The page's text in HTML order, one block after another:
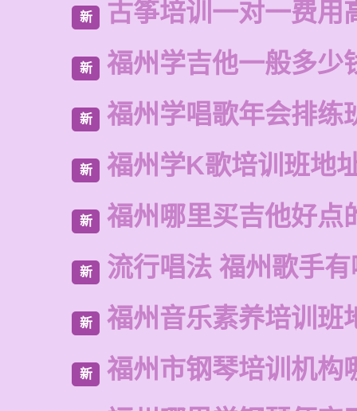
新 古筝培训一对一费用
新 福州学吉他一般多少
新 福州学唱歌年会排练
新 福州学K歌培训班地
新 福州哪里买吉他好点
新 流行唱法 福州歌手
新 福州音乐素养培训班
新
福州市钢琴培训机构